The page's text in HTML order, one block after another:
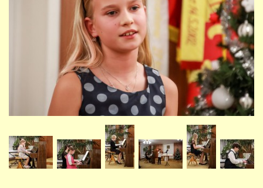
TALENTOVÉ ZKOUŠKY
STUDIJNÍ OBORY
GALERIE
VIDEA - FILMOVÁ TVORBA
PEDAGOGICKÝ SBOR